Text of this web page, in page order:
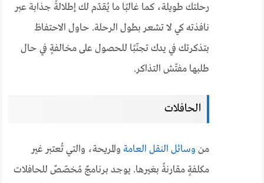
رحلتك طويلة، كما غالبًا ما يُقدّم لك إطلالةً جذابة عبر
نافذته كي لا تشعر بطول الرحلة. حاول الاحتفاظ
بتذكرتك في يدك تجنّبًا للحصول على مخالفةٍ في حال
طلبها مفتّش التذاكر.
الحافلات
من وسائل النقل العامة والمريحة، والتي تُعتبر غير
مكلفةٍ مقارنةً بغيرها. يوجد برنامجٌ مُخصّصٌ للحافلات